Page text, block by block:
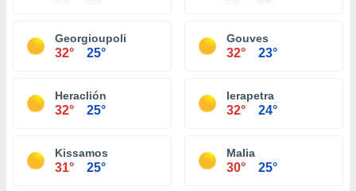
Georgioupoli
32° 25°
Gouves
32° 23°
Heraclión
32° 25°
Ierapetra
32° 24°
Kissamos
31° 25°
Malia
30° 25°